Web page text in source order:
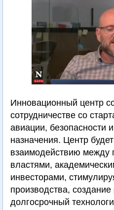
Инновационный центр
сотрудничестве со
авиации, безопасности
назначения. Центр
взаимодействию
властями,
инвесторами,
производства,
долгосрочный